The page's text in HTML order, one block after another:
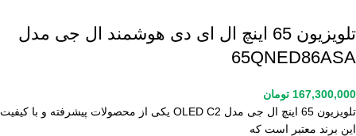
تلویزیون 65 اینچ ال ای دی هوشمند ال جی مدل
65QNED86ASA
167,300,000 تومان
تلویزیون 65 اینچ ال جی مدل OLED C2 یکی از محصولات پیشرفته و با کیفیت
این برند معتبر است که